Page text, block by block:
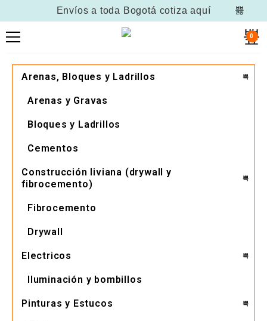
Envíos a toda Bogotá cotiza aquí
0
Arenas, Bloques y Ladrillos
Arenas y Gravas
Bloques y Ladrillos
Cementos
Construcción liviana (drywall y
fibrocemento)
Fibrocemento
Drywall
Electricos
Iluminación y bombillos
Pinturas y Estucos